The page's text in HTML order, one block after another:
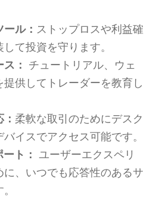
ル： ストップロスや利益確
て投資を守ります。
：
チュートリアル、ウェ
提供してトレーダーを教育し
柔軟な取引のためにデスク
イスでアクセス可能です。
ト：
ユーザーエクスペリ
に、いつでも応答性のあるサ